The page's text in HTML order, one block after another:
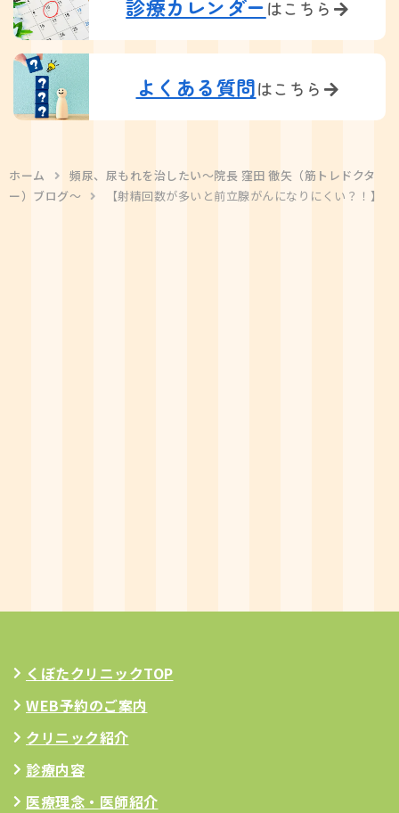
診療カレンダーはこちら
よくある質問はこちら
ホーム
頻尿、尿もれを治したい〜院長 窪田 徹矢（筋トレドクタ
ー）ブログ〜
【射精回数が多いと前立腺がんになりにくい？！】
くぼたクリニックTOP
WEB予約のご案内
クリニック紹介
診療内容
医療理念 ・医師紹介